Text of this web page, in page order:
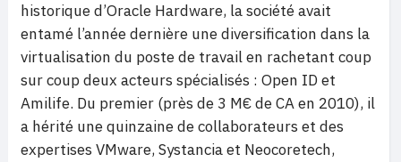
historique d’Oracle Hardware, la société avait
entamé l’année dernière une diversification dans la
virtualisation du poste de travail en rachetant coup
sur coup deux acteurs spécialisés : Open ID et
Amilife. Du premier (près de 3 M€ de CA en 2010), il
a hérité une quinzaine de collaborateurs et des
expertises VMware, Systancia et Neocoretech,